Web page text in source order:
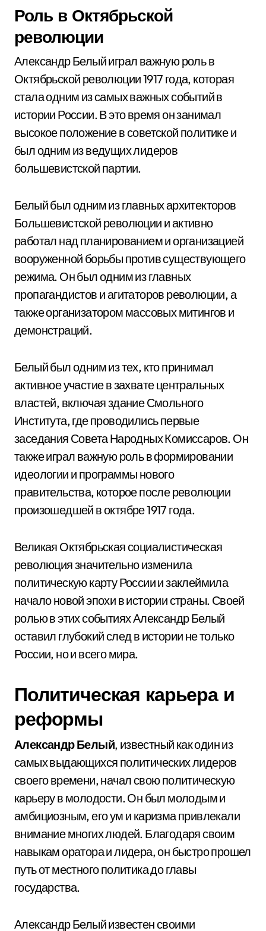
Роль в Октябрьской
революции
Александр Белый играл важную роль в
Октябрьской революции 1917 года, которая
стала одним из самых важных событий в
истории России. В это время он занимал
высокое положение в советской политике и
был одним из ведущих лидеров
большевистской партии.
Белый был одним из главных архитекторов
Большевистской революции и активно
работал над планированием и организацией
вооруженной борьбы против существующего
режима. Он был одним из главных
пропагандистов и агитаторов революции, а
также организатором массовых митингов и
демонстраций.
Белый был одним из тех, кто принимал
активное участие в захвате центральных
властей, включая здание Смольного
Института, где проводились первые
заседания Совета Народных Комиссаров. Он
также играл важную роль в формировании
идеологии и программы нового
правительства, которое после революции
произошедшей в октябре 1917 года.
Великая Октябрьская социалистическая
революция значительно изменила
политическую карту России и заклеймила
начало новой эпохи в истории страны. Своей
ролью в этих событиях Александр Белый
оставил глубокий след в истории не только
России, но и всего мира.
Политическая карьера и
реформы
Александр Белый, известный как один из
самых выдающихся политических лидеров
своего времени, начал свою политическую
карьеру в молодости. Он был молодым и
амбициозным, его ум и каризма привлекали
внимание многих людей. Благодаря своим
навыкам оратора и лидера, он быстро прошел
путь от местного политика до главы
государства.
Александр Белый известен своими